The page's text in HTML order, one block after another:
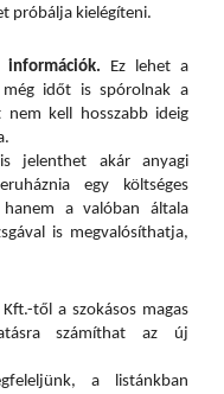
próbálja kielégíteni.
Ez lehet a
időt is spórolnak a
nem kell hosszabb ideig
jelenthet akár anyagi
egy költséges
hanem a valóban általa
is megvalósíthatja,
től a szokásos magas
számíthat az új
a listánkban